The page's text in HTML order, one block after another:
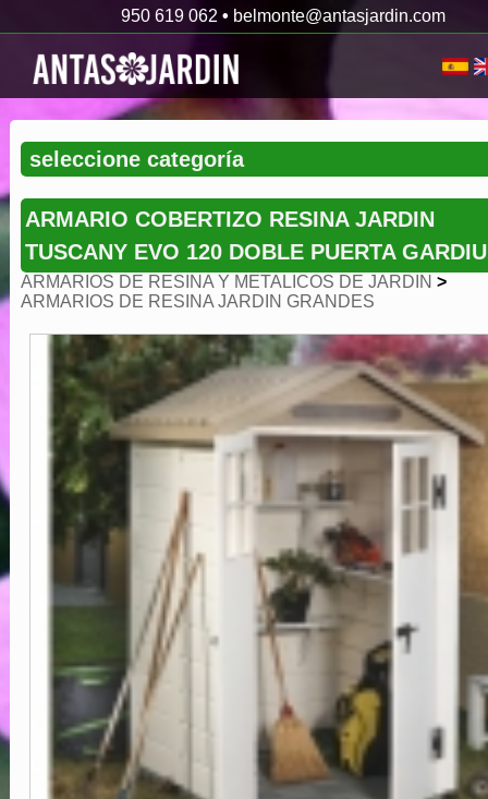
950 619 062 • belmonte@antasjardin.com
ARMARIO COBERTIZO RESINA JARDIN
TUSCANY EVO 120 DOBLE PUERTA
ARMARIOS DE RESINA Y METALICOS DE JARDIN >
ARMARIOS DE RESINA JARDIN GRANDES